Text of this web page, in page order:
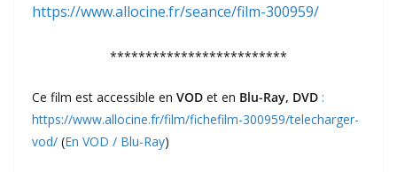
https://www.allocine.fr/seance/film-300959/
*************************
Ce film est accessible en VOD et en Blu-Ray, DVD :
https://www.allocine.fr/film/fichefilm-300959/telecharger-
vod/ (En VOD / Blu-Ray)